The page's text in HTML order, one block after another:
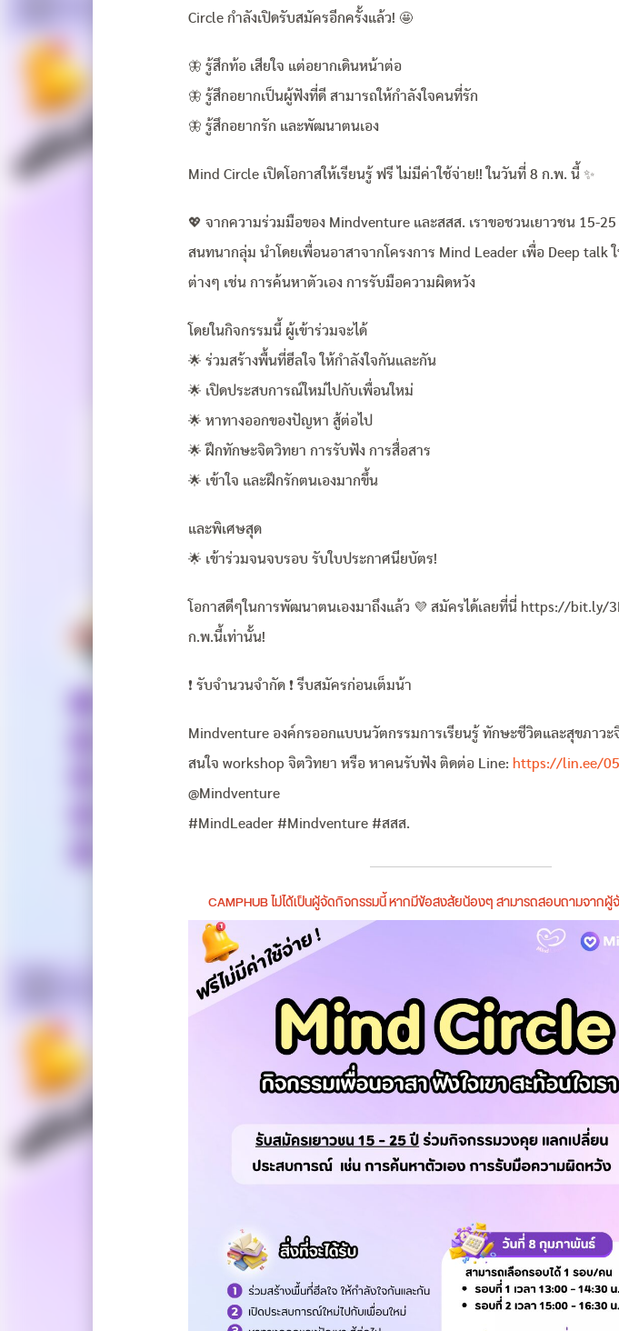
Circle กำลังเปิดรับสมัครอีกครั้งแล้ว! 🤩
🦋 รู้สึกท้อ เสียใจ แต่อยากเดินหน้าต่อ
🦋 รู้สึกอยากเป็นผู้ฟังที่ดี สามารถให้กำลังใจคนที่รัก
🦋 รู้สึกอยากรัก และพัฒนาตนเอง
Mind Circle เปิดโอกาสให้เรียนรู้ ฟรี ไม่มีค่าใช้จ่าย!! ในวันที่ 8 ก.พ. นี้ ✨️
💖 จากความร่วมมือของ Mindventure และสสส. เราขอชวนเยาวชน 15-
สนทนากลุ่ม นำโดยเพื่อนอาสาจากโครงการ Mind Leader เพื่อ Deep talk
ต่างๆ เช่น การค้นหาตัวเอง การรับมือความผิดหวัง
โดยในกิจกรรมนี้ ผู้เข้าร่วมจะได้
🌟 ร่วมสร้างพื้นที่ฮีลใจ ให้กำลังใจกันและกัน
🌟 เปิดประสบการณ์ใหม่ไปกับเพื่อนใหม่
🌟 หาทางออกของปัญหา สู้ต่อไป
🌟 ฝึกทักษะจิตวิทยา การรับฟัง การสื่อสาร
🌟 เข้าใจ และฝึกรักตนเองมากขึ้น
และพิเศษสุด
🌟 เข้าร่วมจนจบรอบ รับใบประกาศนียบัตร!
โอกาสดีๆในการพัฒนาตนเองมาถึงแล้ว 💜 สมัครได้เลยที่นี่ https://bit.ly/
ก.พ.นี้เท่านั้น!
❗️ รับจำนวนจำกัด ❗️ รีบสมัครก่อนเต็มน้า
Mindventure องค์กรออกแบบนวัตกรรมการเรียนรู้ ทักษะชีวิตและสุขภาวะ
สนใจ workshop จิตวิทยา หรือ หาคนรับฟัง ติดต่อ Line: https://lin.ee/
@Mindventure
#MindLeader #Mindventure #สสส.
CAMPHUB ไม่ได้เป็นผู้จัดกิจกรรมนี้ หากมีข้อสงสัยน้องๆ สามารถสอบถามจากผู้